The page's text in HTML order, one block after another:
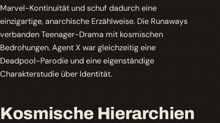
Marvel-Kontinuität und schuf dadurch eine
einzigartige, anarchische Erzählweise. Die Runaways
verbanden Teenager-Drama mit kosmischen
Bedrohungen. Agent X war gleichzeitig eine
Deadpool-Parodie und eine eigenständige
Charakterstudie über Identität.
Kosmische Hierarchien